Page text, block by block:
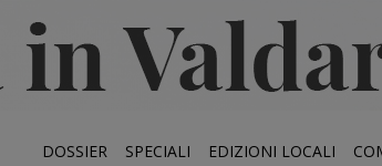
DOSSIER SPECIALI EDIZIONI LOCALI